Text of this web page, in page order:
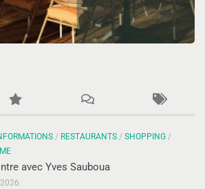
/ RESTAURANTS / SHOPPING /
avec Yves Sauboua